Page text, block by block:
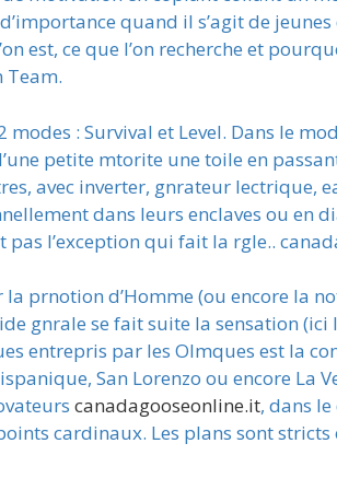
quand il s’agit de
est, ce que l’on recherche et
Team.
: Survival et Level. Dans le
petite mtorite une toile en
avec inverter, gnrateur lectrique,
dans leurs enclaves ou en
pas l’exception qui fait la rgle..
prnotion d’Homme (ou encore la
gnrale se fait suite la sensation (ici
entrepris par les Olmques est la
San Lorenzo ou encore La
canadagooseonline.it, dans
cardinaux. Les plans sont